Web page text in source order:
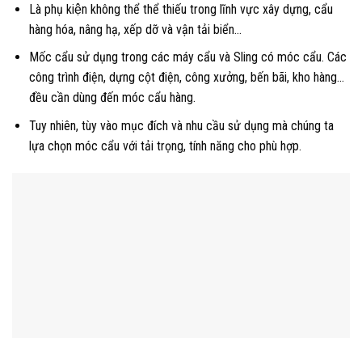
Là phụ kiện không thể thể thiếu trong lĩnh vực xây dựng, cẩu
hàng hóa, nâng hạ, xếp dỡ và vận tải biển…
Mốc cẩu sử dụng trong các máy cẩu và Sling có móc cẩu. Các
công trình điện, dựng cột điện, công xưởng, bến bãi, kho hàng…
đều cần dùng đến móc cẩu hàng.
Tuy nhiên, tùy vào mục đích và nhu cầu sử dụng mà chúng ta
lựa chọn móc cẩu với tải trọng, tính năng cho phù hợp.